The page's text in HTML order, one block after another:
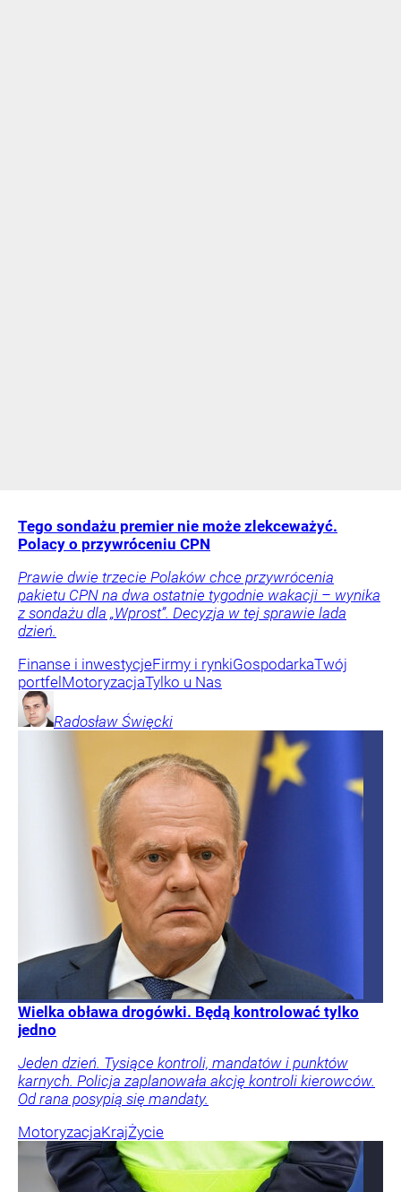
Tego sondażu premier nie może zlekceważyć.
Polacy o przywróceniu CPN
Prawie dwie trzecie Polaków chce przywrócenia
pakietu CPN na dwa ostatnie tygodnie wakacji – wynika
z sondażu dla „Wprost”. Decyzja w tej sprawie lada
dzień.
Finanse i inwestycjeFirmy i rynkiGospodarkaTwój
portfel MotoryzacjaTylko u Nas
Radosław Święcki
Wielka obława drogówki. Będą kontrolować tylko
jedno
Jeden dzień. Tysiące kontroli, mandatów i punktów
karnych. Policja zaplanowała akcję kontroli kierowców.
Od rana posypią się mandaty.
MotoryzacjaKrajŻycie